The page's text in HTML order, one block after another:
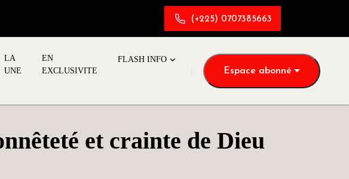
(+225) 0707385663
LA
UNE
EN
EXCLUSIVITE
FLASH INFO
Espace abonné
et crainte de Dieu